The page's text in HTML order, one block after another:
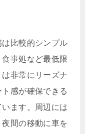
比較的シンプル
事処など最低限
非常にリーズナ
感が確保できる
ます。周辺には
間の移動に車を